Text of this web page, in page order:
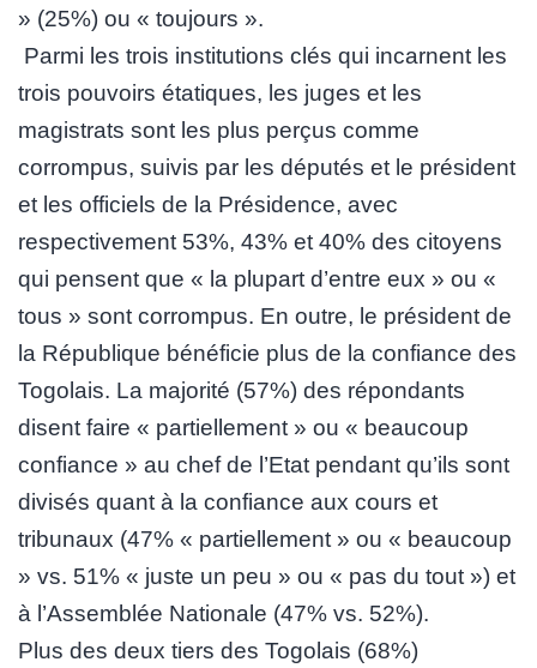
» (25%) ou « toujours ».
Parmi les trois institutions clés qui incarnent les
trois pouvoirs étatiques, les juges et les
magistrats sont les plus perçus comme
corrompus, suivis par les députés et le président
et les officiels de la Présidence, avec
respectivement 53%, 43% et 40% des citoyens
qui pensent que « la plupart d’entre eux » ou «
tous » sont corrompus. En outre, le président de
la République bénéficie plus de la confiance des
Togolais. La majorité (57%) des répondants
disent faire « partiellement » ou « beaucoup
confiance » au chef de l’Etat pendant qu’ils sont
divisés quant à la confiance aux cours et
tribunaux (47% « partiellement » ou « beaucoup
» vs. 51% « juste un peu » ou « pas du tout ») et
à l’Assemblée Nationale (47% vs. 52%).
Plus des deux tiers des Togolais (68%)